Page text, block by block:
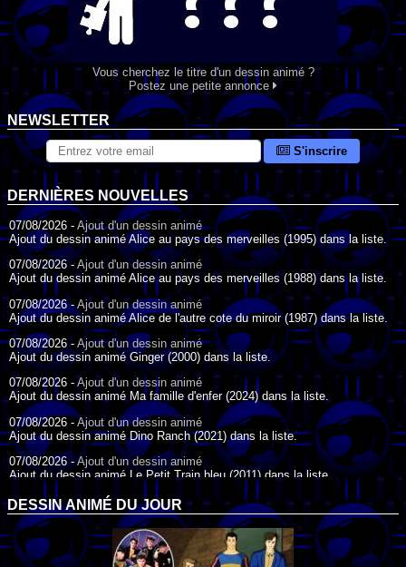
Vous cherchez le titre d'un dessin animé ?
Postez une petite annonce
NEWSLETTER
S'inscrire
DERNIÈRES NOUVELLES
07/08/2026 - Ajout d'un dessin animé
Ajout du dessin animé Alice au pays des merveilles (1995) dans la liste.
07/08/2026 -Ajout d'un dessin animé
Ajout du dessin animé Alice au pays des merveilles (1988) dans la liste.
07/08/2026 -Ajout d'un dessin animé
Ajout du dessin animé Alice de l'autre cote du miroir (1987) dans la liste.
07/08/2026 - Ajout d'un dessin animé
Ajout du dessin animé Ginger (2000) dans la liste.
07/08/2026 - Ajout d'un dessin animé
Ajout du dessin animé Ma famille d'enfer (2024) dans la liste.
07/08/2026 -Ajout d'un dessin animé
Ajout du dessin animé Dino Ranch (2021) dans la liste.
07/08/2026 -Ajout d'un dessin animé
Ajout du dessin animé Le Petit Train bleu (2011) dans la liste.
07/08/2026 -Ajout d'un dessin animé
Ajout du dessin animé Agent Spécial Oso (2009) dans la liste.
17/07/2026 -
Ajout d'un dessin animé
Ajout du dessin animé Peter Pan (1988) dans la liste.
DESSIN ANIMÉ DU JOUR